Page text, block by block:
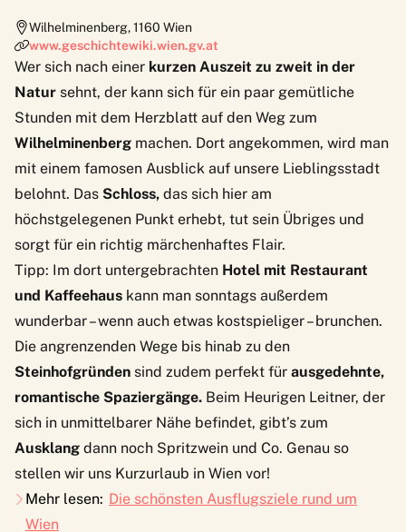
Wilhelminenberg,1160 Wien
www.geschichtewiki.wien.gv.at
Wer sich nach einer kurzen Auszeit zu zweit in der
Natur sehnt, der kann sich für ein paar gemütliche
Stunden mit dem Herzblatt auf den Weg zum
Wilhelminenberg machen. Dort angekommen, wird man
mit einem famosen Ausblick auf unsere Lieblingsstadt
belohnt. Das Schloss, das sich hier am
höchstgelegenen Punkt erhebt, tut sein Übriges und
sorgt für ein richtig märchenhaftes Flair.
Tipp: Im dort untergebrachten Hotel mit Restaurant
und Kaffeehaus kann man sonntags außerdem
wunderbar – wenn auch etwas kostspieliger – brunchen.
Die angrenzenden Wege bis hinab zu den
Steinhofgründen sind zudem perfekt für ausgedehnte,
romantische Spaziergänge. Beim Heurigen Leitner, der
sich in unmittelbarer Nähe befindet, gibt’s zum
Ausklang dann noch Spritzwein und Co. Genau so
stellen wir uns Kurzurlaub in Wien vor!
Mehr lesen: Die schönsten Ausflugsziele rund um
Wien